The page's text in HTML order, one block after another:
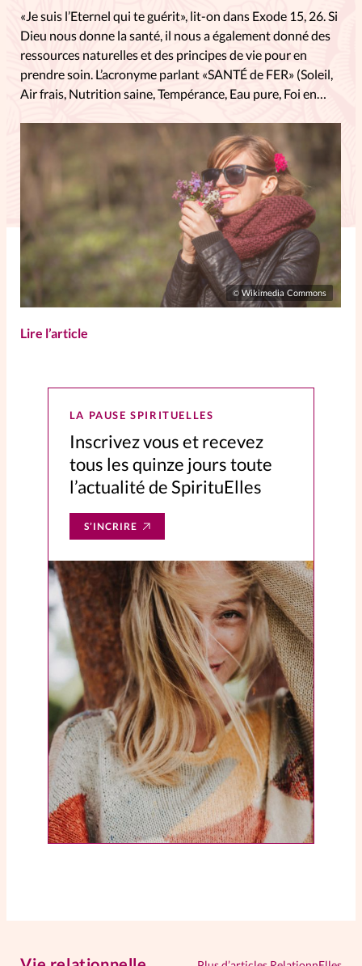
© Wikimedia Commons
«Je suis l’Eternel qui te guérit», lit-on dans Exode 15, 26. Si
Dieu nous donne la santé, il nous a également donné des
ressources naturelles et des principes de vie pour en
prendre soin. L’acronyme parlant «SANTÉ de FER» (Soleil,
Air frais, Nutrition saine, Tempérance, Eau pure, Foi en
Lire l’article
LA PAUSE SPIRITUELLES
Inscrivez vous et recevez
tous les quinze jours toute
l’actualité de SpirituElles
S’INCRIRE